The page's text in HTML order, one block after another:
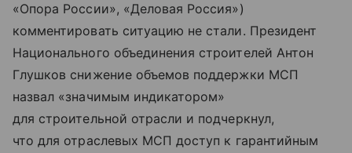
«Опора России», «Деловая Россия»)
комментировать ситуацию не стали. Президент
Национального объединения строителей Антон
Глушков снижение объемов поддержки МСП
назвал «значимым индикатором»
для строительной отрасли и подчеркнул,
что для отраслевых МСП доступ к гарантийным